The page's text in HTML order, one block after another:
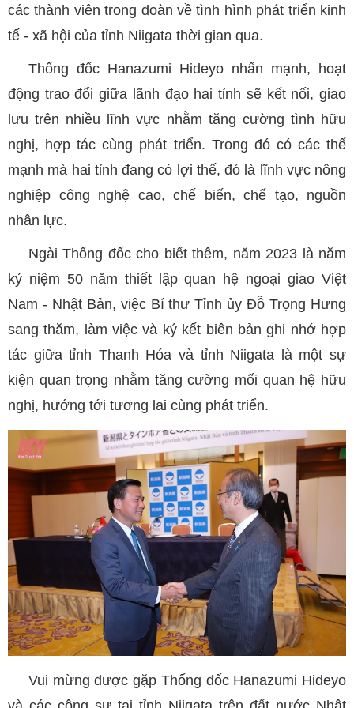
các thành viên trong đoàn về tình hình phát triển kinh
tế - xã hội của tỉnh Niigata thời gian qua.
Thống đốc Hanazumi Hideyo nhấn mạnh, hoạt
động trao đổi giữa lãnh đạo hai tỉnh sẽ kết nối, giao
lưu trên nhiều lĩnh vực nhằm tăng cường tình hữu
nghị, hợp tác cùng phát triển. Trong đó có các thế
mạnh mà hai tỉnh đang có lợi thế, đó là lĩnh vực nông
nghiệp công nghệ cao, chế biến, chế tạo, nguồn
nhân lực.
Ngài Thống đốc cho biết thêm, năm 2023 là năm
kỷ niệm 50 năm thiết lập quan hệ ngoại giao Việt
Nam - Nhật Bản, việc Bí thư Tỉnh ủy Đỗ Trọng Hưng
sang thăm, làm việc và ký kết biên bản ghi nhớ hợp
tác giữa tỉnh Thanh Hóa và tỉnh Niigata là một sự
kiện quan trọng nhằm tăng cường mối quan hệ hữu
nghị, hướng tới tương lai cùng phát triển.
Vui mừng được gặp Thống đốc Hanazumi Hideyo